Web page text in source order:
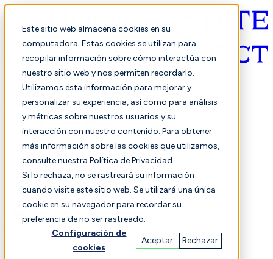
Este sitio web almacena cookies en su
computadora. Estas cookies se utilizan para
recopilar información sobre cómo interactúa con
nuestro sitio web y nos permiten recordarlo.
Utilizamos esta información para mejorar y
personalizar su experiencia, así como para análisis
y métricas sobre nuestros usuarios y su
interacción con nuestro contenido. Para obtener
más información sobre las cookies que utilizamos,
consulte nuestra Política de Privacidad.
Si lo rechaza, no se rastreará su información
cuando visite este sitio web. Se utilizará una única
cookie en su navegador para recordar su
preferencia de no ser rastreado.
Configuración de
cookies
Aceptar Rechazar
Español
Finanzas Actuación